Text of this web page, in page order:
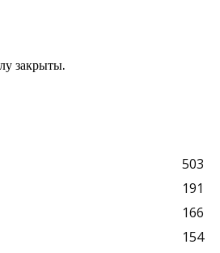
закрыты.
503
191
166
154